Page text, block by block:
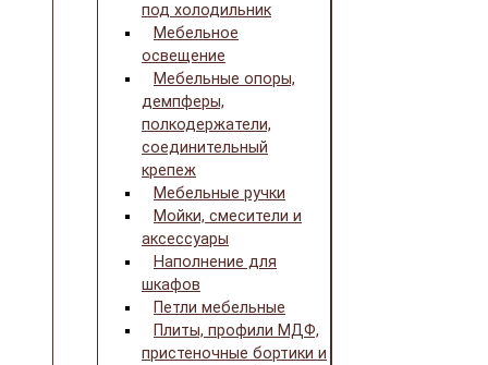
под холодильник
Мебельное
освещение
Мебельные опоры,
демпферы,
полкодержатели,
соединительный
крепеж
Мебельные ручки
Мойки, смесители и
аксессуары
Наполнение для
шкафов
Петли мебельные
Плиты, профили МДФ,
пристеночные бортики и